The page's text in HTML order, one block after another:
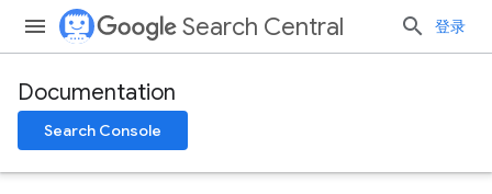
Search Central 登录
Documentation
Search Console